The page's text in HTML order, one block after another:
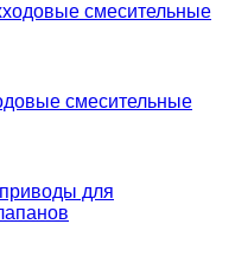
смесительные
смесительные
для